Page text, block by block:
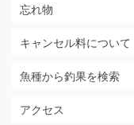
忘れ物
キャンセル料について
魚種から釣果を検索
アクセス